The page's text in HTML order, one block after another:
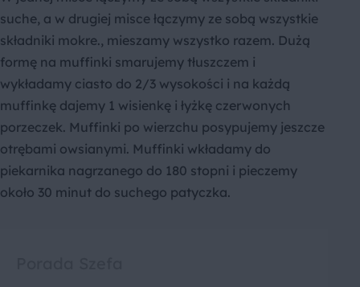
suche, a w drugiej misce łączymy ze sobą wszystkie
składniki mokre., mieszamy wszystko razem. Dużą
formę na muffinki smarujemy tłuszczem i
wykładamy ciasto do 2/3 wysokości i na każdą
muffinkę dajemy 1 wisienkę i łyżkę czerwonych
porzeczek. Muffinki po wierzchu posypujemy jeszcze
otrębami owsianymi. Muffinki wkładamy do
piekarnika nagrzanego do 180 stopni i pieczemy
około 30 minut do suchego patyczka.